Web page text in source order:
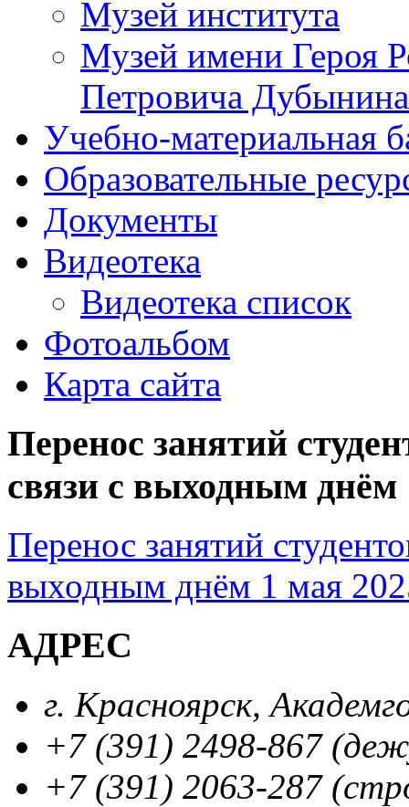
Музей института
Музей имени Героя
Петровича Дубынина
Учебно-материальная
Образовательные
Документы
Видеотека
Видеотека список
Фотоальбом
Карта сайта
Перенос занятий
связи с выходным днём
Перенос занятий
выходным днём 1 мая
АДРЕС
г. Красноярск,
+7 (391) 2498-867
+7 (391) 2063-287